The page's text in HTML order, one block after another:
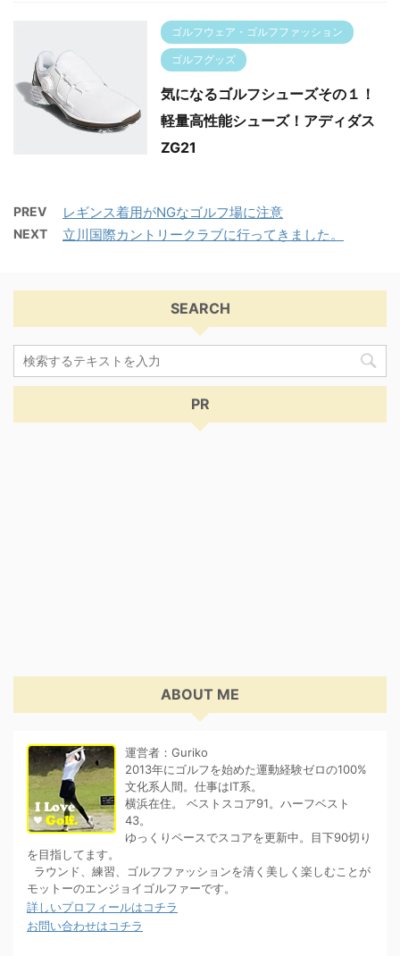
ゴルフウェア・ゴルフファッション
ゴルフグッズ
気になるゴルフシューズその１！
軽量高性能シューズ！アディダス
ZG21
PREV レギンス着用がNGなゴルフ場に注意
NEXT 立川国際カントリークラブに行ってきました。
SEARCH
PR
ABOUT ME
運営者：Guriko
2013年にゴルフを始めた運動経験ゼロの100%
文化系人間。仕事はIT系。
横浜在住。 ベストスコア91。ハーフベスト
43。
ゆっくりペースでスコアを更新中。目下90切り
を目指してます。
ラウンド、練習、ゴルフファッションを清く美しく楽しむことが
モットーのエンジョイゴルファーです。
詳しいプロフィールはコチラ
お問い合わせはコチラ